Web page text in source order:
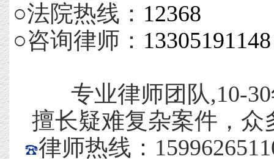
○法院热线： 12368
○咨询律师： 13305191148
专业律师团队,10-
擅长疑难复杂案件，众
律师热线：